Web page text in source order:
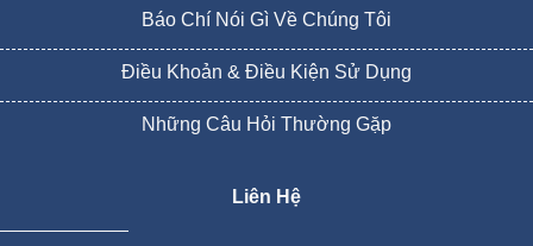
Báo Chí Nói Gì Về Chúng Tôi
Điều Khoản & Điều Kiện Sử Dụng
Những Câu Hỏi Thường Gặp
Liên Hệ